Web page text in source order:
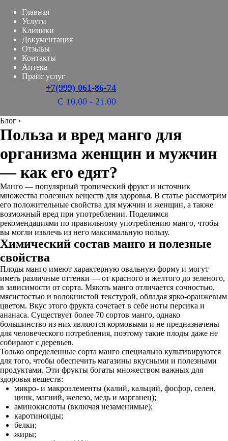
Главная
Услуги
Клиники
Документация
Отзывы
Контакты
Аптека
Прайс услуг
+7(999) 061-86-74
С 10.00 - 21.00
Блог ›
Польза и вред манго для
организма женщин и мужчин
— как его едят?
Манго — популярный тропический фрукт и источник
множества полезных веществ для здоровья. В статье рассмотрим
его положительные свойства для мужчин и женщин, а также
возможный вред при употреблении. Поделимся
рекомендациями по правильному употреблению манго, чтобы
вы могли извлечь из него максимальную пользу.
Химический состав манго и полезные
свойства
Плоды манго имеют характерную овальную форму и могут
иметь различные оттенки — от красного и желтого до зеленого,
в зависимости от сорта. Мякоть манго отличается сочностью,
мясистостью и волокнистой текстурой, обладая ярко-оранжевым
цветом. Вкус этого фрукта сочетает в себе ноты персика и
ананаса. Существует более 70 сортов манго, однако
большинство из них являются кормовыми и не предназначены
для человеческого потребления, поэтому такие плоды даже не
собирают с деревьев.
Только определенные сорта манго специально культивируются
для того, чтобы обеспечить магазины вкусными и полезными
продуктами. Эти фрукты богаты множеством важных для
здоровья веществ:
микро- и макроэлементы (калий, кальций, фосфор, селен,
цинк, магний, железо, медь и марганец);
аминокислоты (включая незаменимые);
каротиноиды;
белки;
жиры;